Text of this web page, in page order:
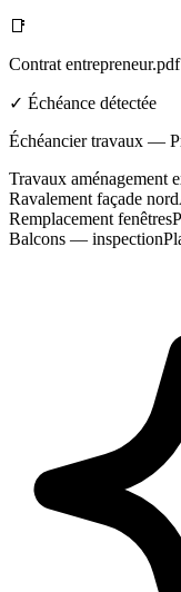
📑
Contrat entrepreneur.pdf
✓ Échéance détectée
Échéancier travaux —
Travaux
Ravalement façade nord
Remplacement fenêtres
Balcons — inspection